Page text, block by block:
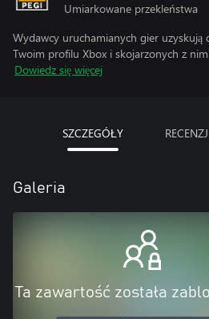
Umiarkowane przekleństwa
Wydawcy uruchamianych gier
Twoim profilu Xbox i skojarzonych z
Dowiedz się więcej
SZCZEGÓŁY
Galeria
Ta zawartość została